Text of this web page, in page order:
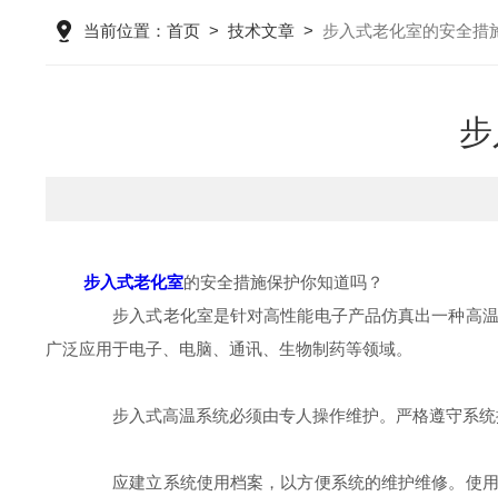
当前位置： 首页> 技术文章> 步入式老化室的安全措
步入式老化室的安全措施保护你知道吗？
步入式老化室是针对高性能电子产品仿真出一种高温
广泛应用于电子、电脑、通讯、生物制药等领域。
步入式高温系统必须由专人操作维护。严格遵守系统
应建立系统使用档案，以方便系统的维护维修。使用